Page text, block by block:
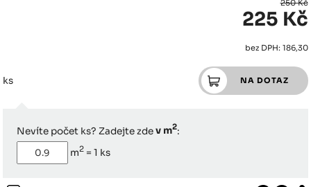
250 Kč
225 Kč
bez DPH: 186,30
ks
Nevíte počet ks? Zadejte zdev m2:
m2 =1 ks